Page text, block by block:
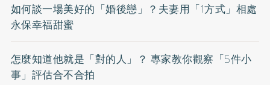
如何談一場美好的「婚後戀」？夫妻用「1方式」相處
永保幸福甜蜜
怎麼知道他就是「對的人」？ 專家教你觀察「5件小
事」評估合不合拍